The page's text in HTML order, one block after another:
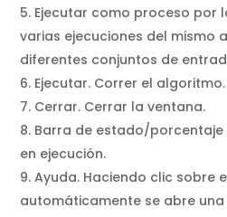
Ejecutar como proceso por
varias ejecuciones del mismo
diferentes conjuntos de
Ejecutar. Correr el algoritmo.
Cerrar. Cerrar la ventana.
Barra de estado/
en ejecución.
Ayuda. Haciendo clic sobre
automáticamente se abre